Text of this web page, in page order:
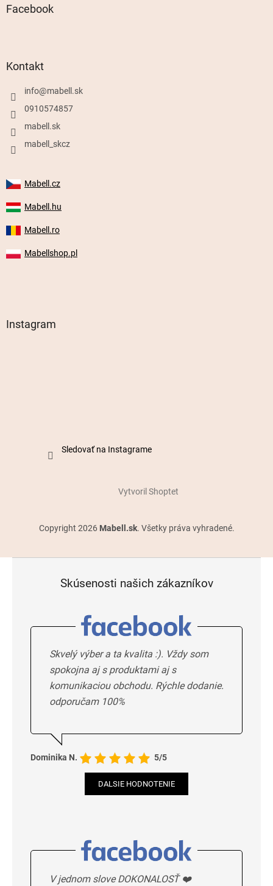
Facebook
Kontakt
info@mabell.sk
0910574857
mabell.sk
mabell_skcz
Mabell.cz
Mabell.hu
Mabell.ro
Mabellshop.pl
Instagram
Sledovať na Instagrame
Vytvoril Shoptet
Copyright 2026 Mabell.sk. Všetky práva vyhradené.
Skúsenosti našich zákazníkov
Skvelý výber a ta kvalita :). Vždy som
spokojna aj s produktami aj s
komunikaciou obchodu. Rýchle dodanie.
odporučam 100%
Dominika N. 5/5
DALSIE HODNOTENIE
V jednom slove DOKONALOSŤ ❤️